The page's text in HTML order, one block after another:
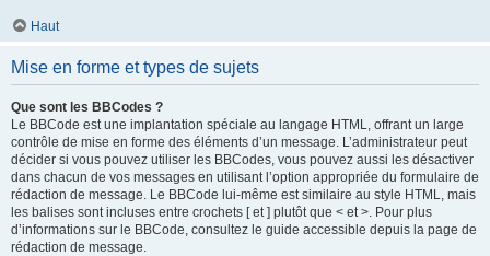
Haut
Mise en forme et types de sujets
Que sont les BBCodes ?
Le BBCode est une implantation spéciale au langage HTML, offrant un large
contrôle de mise en forme des éléments d’un message. L’administrateur peut
décider si vous pouvez utiliser les BBCodes, vous pouvez aussi les désactiver
dans chacun de vos messages en utilisant l’option appropriée du formulaire de
rédaction de message. Le BBCode lui-même est similaire au style HTML, mais
les balises sont incluses entre crochets [ et ] plutôt que < et >. Pour plus
d’informations sur le BBCode, consultez le guide accessible depuis la page de
rédaction de message.